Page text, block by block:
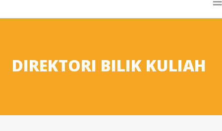
DIREKTORI BILIK KULIAH